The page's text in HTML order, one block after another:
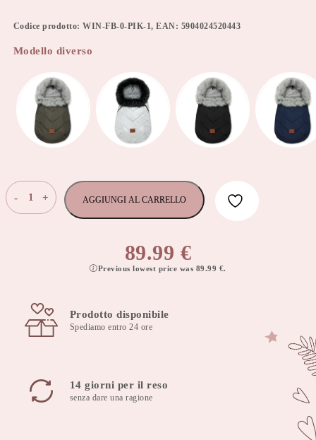
Codice prodotto: WIN-FB-0-PIK-1, EAN: 5904024520443
Modello diverso
- Quantità
+ AGGIUNGI AL CARRELLO
89.99 €
Previous lowest price was 89.99 €.
Prodotto disponibile
Spediamo entro 24 ore
14 giorni per il reso
senza dare una ragione